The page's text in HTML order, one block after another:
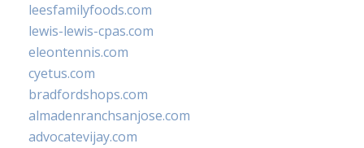
leesfamilyfoods.com
lewis-lewis-cpas.com
eleontennis.com
cyetus.com
bradfordshops.com
almadenranchsanjose.com
advocatevijay.com